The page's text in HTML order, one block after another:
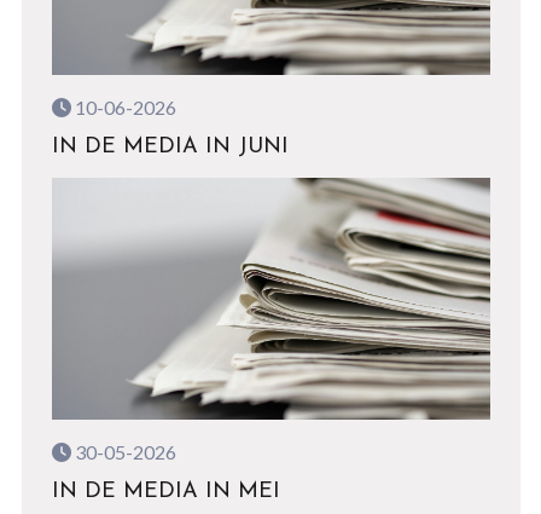
10-06-2026
IN DE MEDIA IN JUNI
30-05-2026
IN DE MEDIA IN MEI